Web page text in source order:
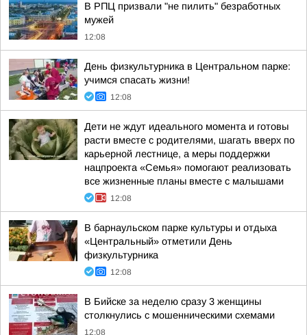
В РПЦ призвали "не пилить" безработных
мужей
12:08
День физкультурника в Центральном парке:
учимся спасать жизни!
12:08
Дети не ждут идеального момента и готовы
расти вместе с родителями, шагать вверх по
карьерной лестнице, а меры поддержки
нацпроекта «Семья» помогают реализовать
все жизненные планы вместе с малышами
12:08
В барнаульском парке культуры и отдыха
«Центральный» отметили День
физкультурника
12:08
В Бийске за неделю сразу 3 женщины
столкнулись с мошенническими схемами
12:08